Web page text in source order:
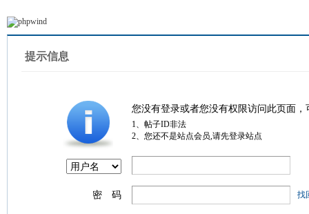
提示信息
您没有登录或者您没有权限访问此页面
1、帖子ID非法
2、您还不是站点会员,请先登录站点
密 码 找